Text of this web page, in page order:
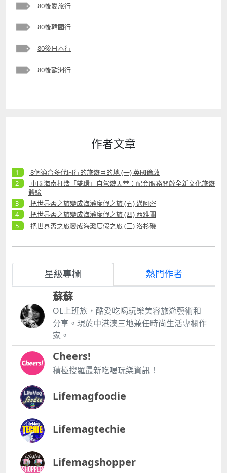
80後愛旅行
80後韓國行
80後日本行
80後歐洲行
作者文章
8個適合多代同行的旅遊目的地 (一) 英國倫敦
中國海南打造「雙環」自駕遊天堂：配套服務開啟全新文化旅遊
體驗
把世界盃之旅變成海灘度假之旅 (五) 邁阿密
把世界盃之旅變成海灘度假之旅 (四) 西雅圖
把世界盃之旅變成海灘度假之旅 (三) 洛杉磯
星級專欄 熱門作者
蘇蘇
OL上班族，酷愛吃喝玩樂美容旅遊藝術和
分享。現於中港澳三地兼任時尚生活專欄作
家。
Cheers!
積極搜羅最新吃喝玩樂資訊！
Lifemagfoodie
Lifemagtechie
Lifemagshopper